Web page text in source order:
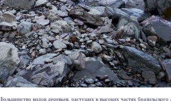
Большинство видов деревьев, растущих в высоких частях